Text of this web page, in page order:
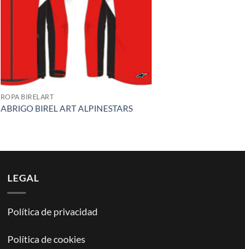
ROPA BIRELART
ABRIGO BIREL ART ALPINESTARS
LEGAL
Política de privacidad
Política de cookies